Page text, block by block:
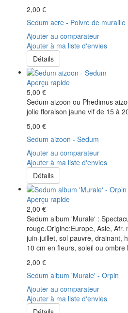
2,00 €
Sedum acre - Poivre de muraille
Ajouter au comparateur
Ajouter à ma liste d'envies
Détails
Aperçu rapide
5,00 €
Sedum aizoon ou Phedimus
jolie floraison jaune vif de 15 à
5,00 €
Sedum aizoon - Sedum
Ajouter au comparateur
Ajouter à ma liste d'envies
Détails
Aperçu rapide
2,00 €
Sedum album 'Murale' :
rouge.Origine:Europe, Asie,
juin-juillet, sol pauvre, drainant,
10 cm en fleurs, soleil ou ombre
2,00 €
Sedum album 'Murale' - Orpin
Ajouter au comparateur
Ajouter à ma liste d'envies